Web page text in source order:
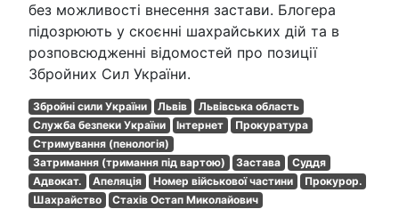
без можливості внесення застави. Блогера
підозрюють у скоєнні шахрайських дій та в
розповсюдженні відомостей про позиції
Збройних Сил України.
Збройні сили України Львів
Львівська область
Служба безпеки України
Інтернет
Прокуратура
Стримування (пенологія)
Затримання (тримання під вартою)
Застава
Суддя
Адвокат.
Апеляція Номер військової частини
Прокурор.
Шахрайство
Стахів Остап Миколайович